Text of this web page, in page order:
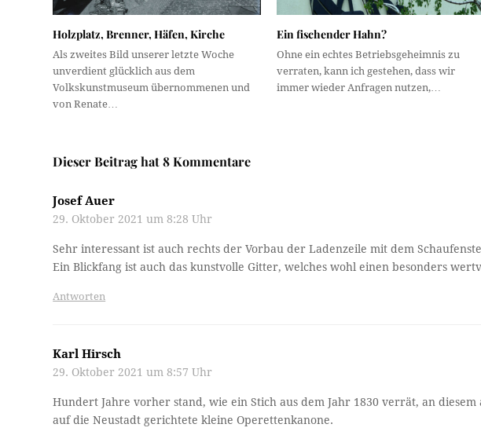
Holzplatz, Brenner, Häfen, Kirche
Als zweites Bild unserer letzte Woche
unverdient glücklich aus dem
Volkskunstmuseum übernommenen und
von Renate…
Ein fischender Hahn?
Ohne ein echtes Betriebsgeheimnis zu
verraten, kann ich gestehen, dass wir
immer wieder Anfragen nutzen,…
Dieser Beitrag hat 8 Kommentare
Josef Auer
29. Oktober 2021 um 8:28 Uhr
Sehr interessant ist auch rechts der Vorbau der Ladenzeile mit dem
Ein Blickfang ist auch das kunstvolle Gitter, welches wohl einen besonders
Antworten
Karl Hirsch
29. Oktober 2021 um 8:57 Uhr
Hundert Jahre vorher stand, wie ein Stich aus dem Jahr 1830 verrät, an diesem
auf die Neustadt gerichtete kleine Operettenkanone.